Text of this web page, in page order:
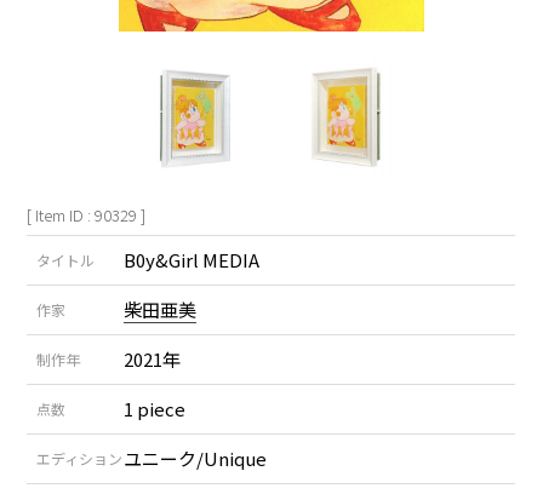
[ Item ID : 90329 ]
タイトル B0y&Girl MEDIA
作家 柴田亜美
制作年 2021年
点数 1 piece
エディションユニーク/Unique